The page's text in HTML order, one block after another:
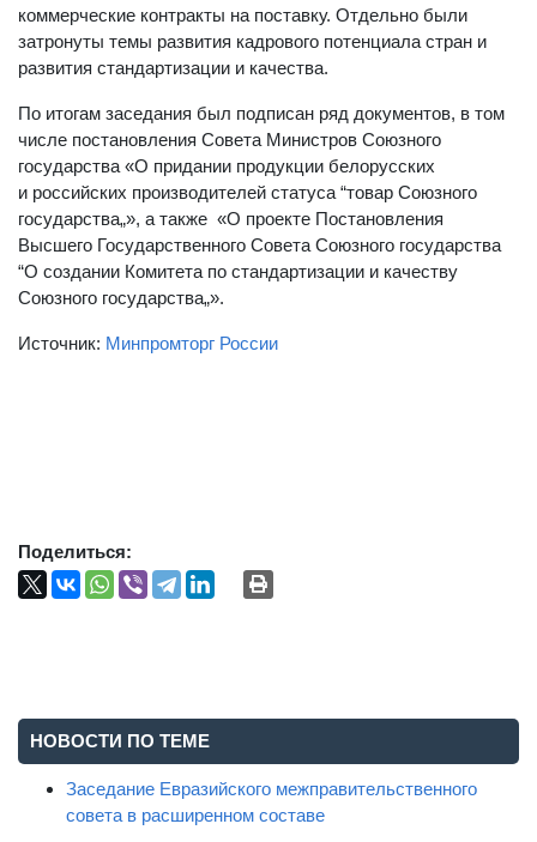
коммерческие контракты на поставку. Отдельно были
затронуты темы развития кадрового потенциала стран и
развития стандартизации и качества.
По итогам заседания был подписан ряд документов, в том
числе постановления Совета Министров Союзного
государства «О придании продукции белорусских
и российских производителей статуса “товар Союзного
государства„», а также «О проекте Постановления
Высшего Государственного Совета Союзного государства
“О создании Комитета по стандартизации и качеству
Союзного государства„».
Источник: Минпромторг России
Поделиться:
НОВОСТИ ПО ТЕМЕ
Заседание Евразийского межправительственного
совета в расширенном составе